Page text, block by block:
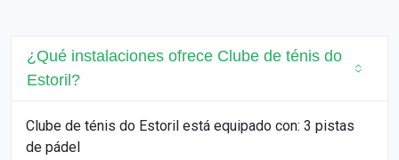
¿Qué instalaciones ofrece Clube de ténis do
Estoril?
Clube de ténis do Estoril está equipado con: 3 pistas
de pádel